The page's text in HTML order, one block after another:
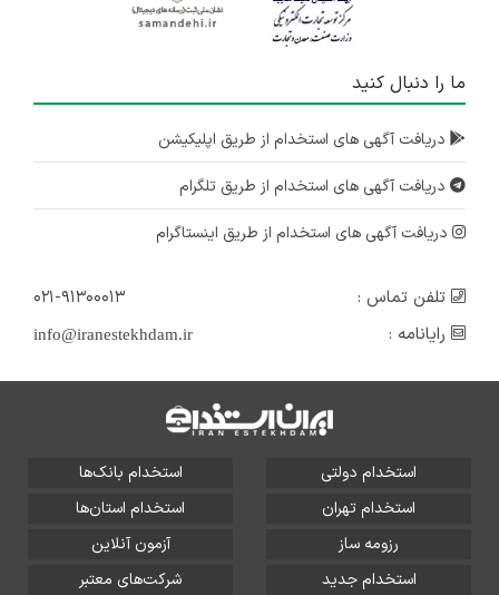
ما را دنبال کنید
دریافت آگهی های استخدام از طریق اپلیکیشن
دریافت آگهی های استخدام از طریق تلگرام
دریافت آگهی های استخدام از طریق اینستاگرام
تلفن تماس :
۰۲۱-۹۱۳۰۰۰۱۳
رایانامه :
info@iranestekhdam.ir
استخدام دولتی
استخدام بانک‌ها
استخدام تهران
استخدام استان‌ها
رزومه ساز
آزمون آنلاین
استخدام جدید
شرکت‌های معتبر